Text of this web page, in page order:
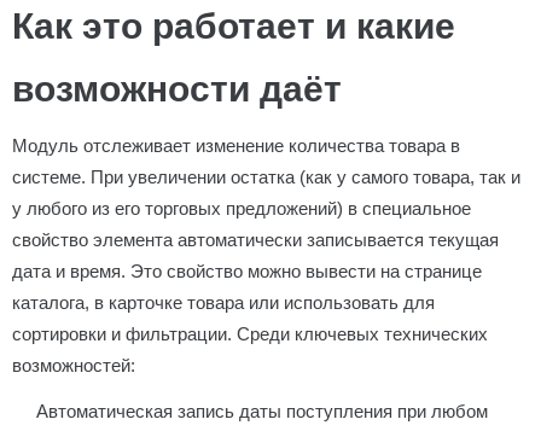
Как это работает и какие
возможности даёт
Модуль отслеживает изменение количества товара в
системе. При увеличении остатка (как у самого товара, так и
у любого из его торговых предложений) в специальное
свойство элемента автоматически записывается текущая
дата и время. Это свойство можно вывести на странице
каталога, в карточке товара или использовать для
сортировки и фильтрации. Среди ключевых технических
возможностей:
Автоматическая запись даты поступления при любом